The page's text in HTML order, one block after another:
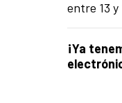
entre 13 y
¡Ya